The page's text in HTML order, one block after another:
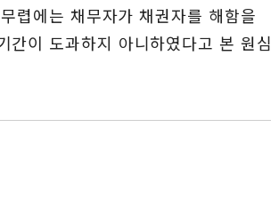
렵에는 채무자가 채권자를 해함을
간이 도과하지 아니하였다고 본 원심